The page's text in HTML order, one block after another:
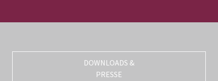
DOWNLOADS &
PRESSE